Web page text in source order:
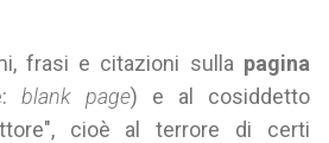
frasi e citazioni sulla pagina
blank page) e al cosiddetto
cioè al terrore di certi